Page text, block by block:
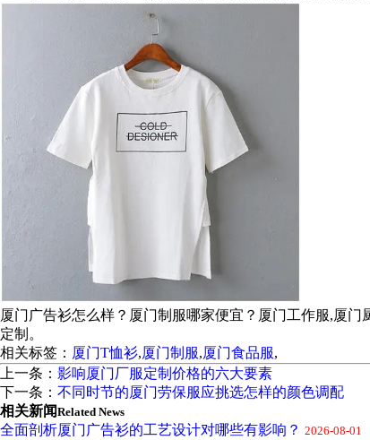
厦门广告衫怎么样？厦门制服哪家便宜？厦门工作服,厦
定制。
相关标签： 厦门T恤衫,厦门制服,厦门食品服,
上一条： 影响厦门厂服定制价格的六大要素
下一条： 不同时节的厦门劳保服应挑选怎样的颜色调配
相关新闻Related News
全面剖析厦门广告衫的工艺设计对哪些有影响？ 2026-08-01